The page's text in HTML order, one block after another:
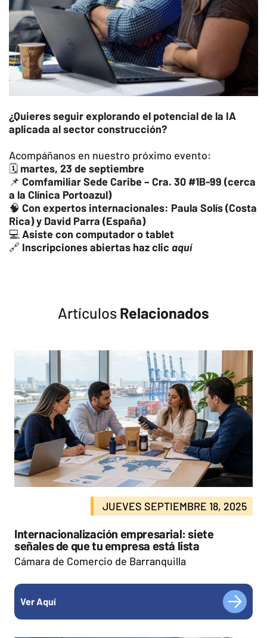
¿Quieres seguir explorando el potencial de la IA
aplicada al sector construcción?
Acompáñanos en nuestro próximo evento:
🗓 martes, 23 de septiembre
📌 Comfamiliar Sede Caribe – Cra. 30 #1B-99 (cerca
a la Clínica Portoazul)
🧠 Con expertos internacionales: Paula Solís (Costa
Rica) y David Parra (España)
💻 Asiste con computador o tablet
🔗 Inscripciones abiertas haz clic aquí
Artículos Relacionados
JUEVES SEPTIEMBRE 18, 2025
Internacionalización empresarial: siete
señales de que tu empresa está lista
Cámara de Comercio de Barranquilla
Ver Aquí